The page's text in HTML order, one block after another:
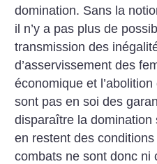
domination. Sans la
il n’y a pas plus de
transmission des
d’asservissement des
économique et
sont pas en soi des
disparaître la domination
en restent des
combats ne sont donc ni